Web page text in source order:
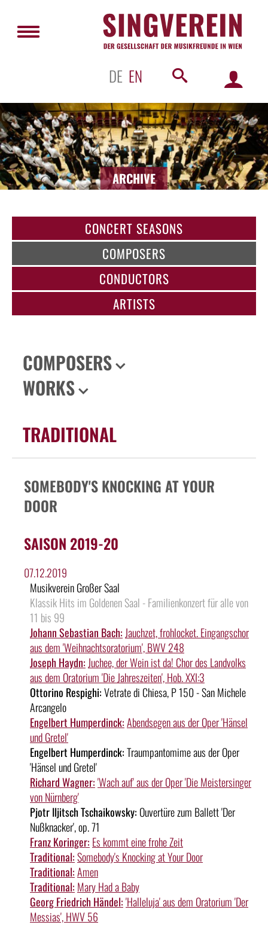
DE EN
ARCHIVE
CONCERT SEASONS
COMPOSERS
CONDUCTORS
ARTISTS
COMPOSERS
WORKS
TRADITIONAL
SOMEBODY'S KNOCKING AT YOUR
DOOR
SAISON 2019-20
07.12.2019
Musikverein Großer Saal
Klassik Hits im Goldenen Saal - Familienkonzert für alle von
11 bis 99
Johann Sebastian Bach: Jauchzet, frohlocket. Eingangschor
aus dem 'Weihnachtsoratorium', BWV 248
Joseph Haydn: Juchee, der Wein ist da! Chor des Landvolks
aus dem Oratorium 'Die Jahreszeiten', Hob. XXI:3
Ottorino Respighi:Vetrate di Chiesa, P 150 - San Michele
Arcangelo
Engelbert Humperdinck:Abendsegen aus der Oper 'Hänsel
und Gretel'
Engelbert Humperdinck:Traumpantomime aus der Oper
'Hänsel und Gretel'
Richard Wagner:'Wach auf' aus der Oper 'Die Meistersinger
von Nürnberg'
Pjotr Iljitsch Tschaikowsky: Ouvertüre zum Ballett 'Der
Nußknacker', op. 71
Franz Koringer: Es kommt eine frohe Zeit
Traditional:Somebody's Knocking at Your Door
Traditional:Amen
Traditional: Mary Had a Baby
Georg Friedrich Händel:'Halleluja' aus dem Oratorium 'Der
Messias', HWV 56